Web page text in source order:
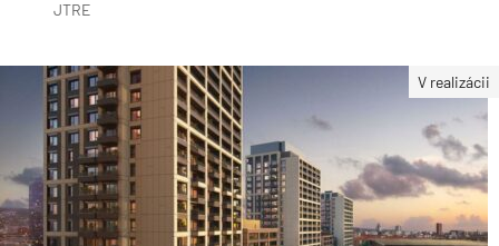
JTRE
V realizácii